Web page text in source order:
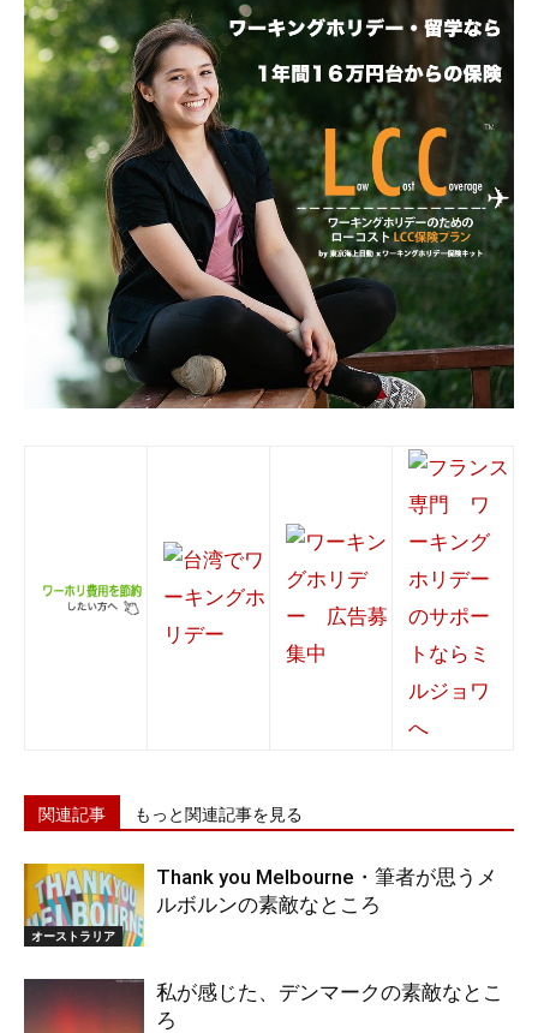
関連記事 もっと関連記事を見る
オーストラリア
Thank you Melbourne・筆者が思うメ
ルボルンの素敵なところ
私が感じた、デンマークの素敵なとこ
ろ